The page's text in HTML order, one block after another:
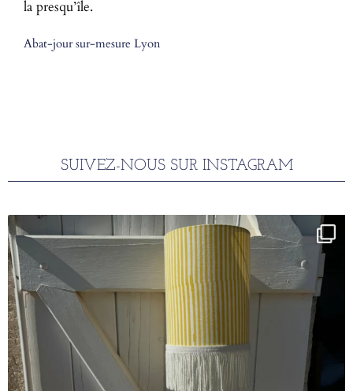
la presqu’île.
Abat-jour sur-mesure Lyon
SUIVEZ-NOUS SUR INSTAGRAM